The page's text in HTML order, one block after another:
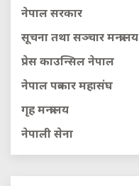
नेपाल सरकार
सूचना तथा सञ्चार मन्त्रालय
प्रेस काउन्सिल नेपाल
नेपाल पत्रकार महासंघ
गृह मन्त्रालय
नेपाली सेना